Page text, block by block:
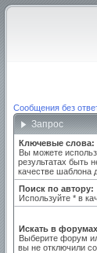
Сообщения без
Запрос
Ключевые слова:
Вы можете
результатах быть
качестве шаблона
Поиск по автору:
Используйте * в
Искать в
Выберите форум
вы не отключили